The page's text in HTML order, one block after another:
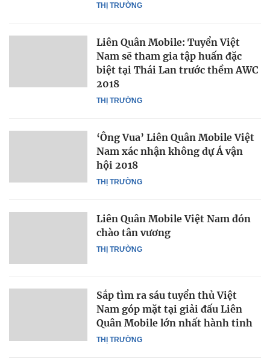
THỊ TRƯỜNG
THỊ TRƯỜNG
Liên Quân Mobile: Tuyển Việt
Nam sẽ tham gia tập huấn đặc
biệt tại Thái Lan trước thềm AWC
2018
THỊ TRƯỜNG
‘Ông Vua’ Liên Quân Mobile Việt
Nam xác nhận không dự Á vận
hội 2018
THỊ TRƯỜNG
Liên Quân Mobile Việt Nam đón
chào tân vương
THỊ TRƯỜNG
Sắp tìm ra sáu tuyển thủ Việt
Nam góp mặt tại giải đấu Liên
Quân Mobile lớn nhất hành tinh